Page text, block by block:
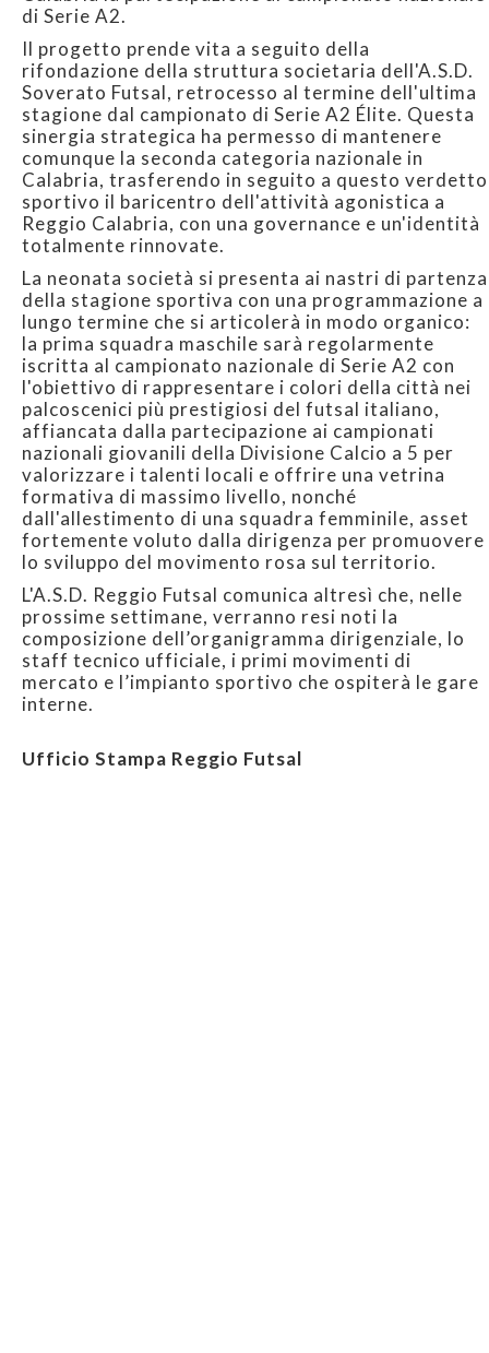
di Serie A2.
Il progetto prende vita a seguito della
rifondazione della struttura societaria dell'A.S.D.
Soverato Futsal, retrocesso al termine dell'ultima
stagione dal campionato di Serie A2 Élite. Questa
sinergia strategica ha permesso di mantenere
comunque la seconda categoria nazionale in
Calabria, trasferendo in seguito a questo verdetto
sportivo il baricentro dell'attività agonistica a
Reggio Calabria, con una governance e un'identità
totalmente rinnovate.
La neonata società si presenta ai nastri di partenza
della stagione sportiva con una programmazione a
lungo termine che si articolerà in modo organico:
la prima squadra maschile sarà regolarmente
iscritta al campionato nazionale di Serie A2 con
l'obiettivo di rappresentare i colori della città nei
palcoscenici più prestigiosi del futsal italiano,
affiancata dalla partecipazione ai campionati
nazionali giovanili della Divisione Calcio a 5 per
valorizzare i talenti locali e offrire una vetrina
formativa di massimo livello, nonché
dall'allestimento di una squadra femminile, asset
fortemente voluto dalla dirigenza per promuovere
lo sviluppo del movimento rosa sul territorio.
L'A.S.D. Reggio Futsal comunica altresì che, nelle
prossime settimane, verranno resi noti la
composizione dell’organigramma dirigenziale, lo
staff tecnico ufficiale, i primi movimenti di
mercato e l’impianto sportivo che ospiterà le gare
interne.
Ufficio Stampa Reggio Futsal